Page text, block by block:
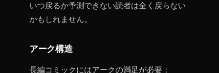
いつ戻るか予測できない読者は全く戻らない
かもしれません。
アーク構造
長編コミックにはアークの満足が必要：